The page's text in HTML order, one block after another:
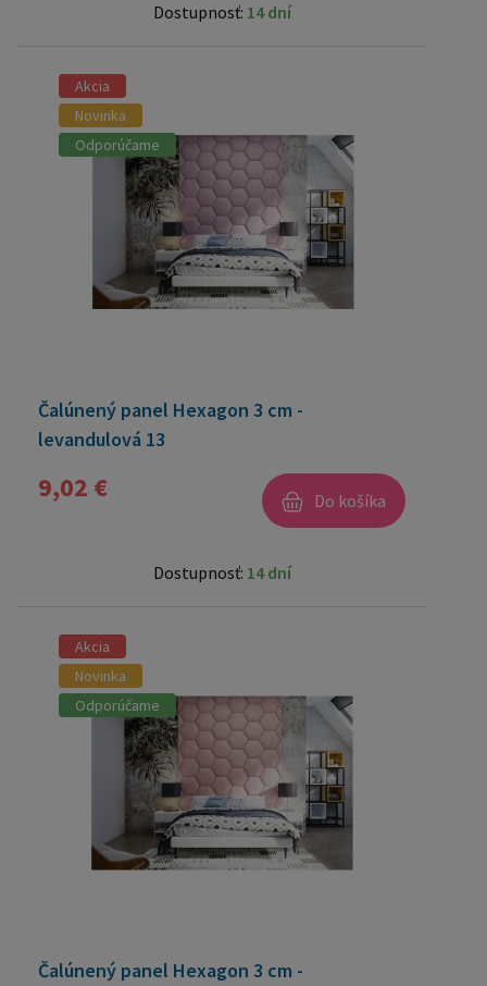
Dostupnosť: 14 dní
Akcia
Novinka
Odporúčame
Čalúnený panel Hexagon 3 cm -
levandulová 13
9,02 € Do košíka
Dostupnosť: 14 dní
Akcia
Novinka
Odporúčame
Čalúnený panel Hexagon 3 cm -